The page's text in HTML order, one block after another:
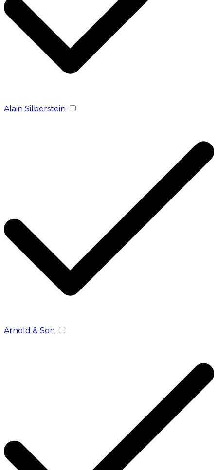
Alain Silberstein
Arnold & Son